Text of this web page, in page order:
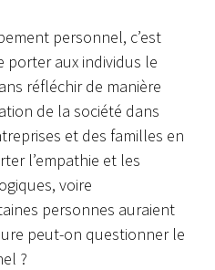
personnel, c’est
porter aux individus le
réfléchir de manière
de la société dans
et des familles en
l’empathie et les
voire
personnes auraient
peut-on questionner le
?